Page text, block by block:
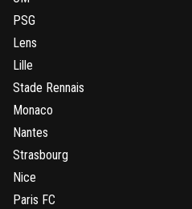
PSG
Lens
Lille
Stade Rennais
Monaco
Nantes
Strasbourg
Nice
Paris FC